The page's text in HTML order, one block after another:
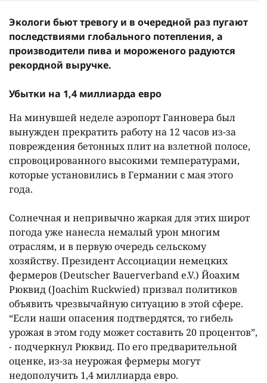
Экологи бьют тревогу и в очередной раз пугают
последствиями глобального потепления, а
производители пива и мороженого радуются
рекордной выручке.
Убытки на 1,4 миллиарда евро
На минувшей неделе аэропорт Ганновера был
вынужден прекратить работу на 12 часов из-за
повреждения бетонных плит на взлетной полосе,
спровоцированного высокими температурами,
которые установились в Германии с мая этого
года.
Солнечная и непривычно жаркая для этих широт
погода уже нанесла немалый урон многим
отраслям, и в первую очередь сельскому
хозяйству. Президент Ассоциации немецких
фермеров (Deutscher Bauerverband e.V.) Йоахим
Рюквид (Joachim Ruckwied) призвал политиков
объявить чрезвычайную ситуацию в этой сфере.
“Если наши опасения подтвердятся, то гибель
урожая в этом году может составить 20 процентов”,
- подчеркнул Рюквид. По его предварительной
оценке, из-за неурожая фермеры могут
недополучить 1,4 миллиарда евро.